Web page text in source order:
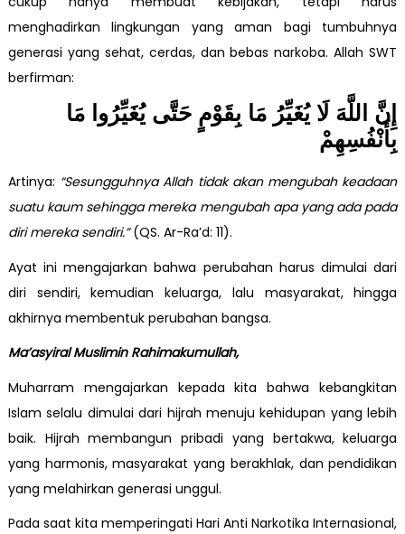
menghadirkan lingkungan yang aman bagi tumbuhnya
generasi yang sehat, cerdas, dan bebas narkoba. Allah SWT
berfirman:
إِنَّ اللَّهَ لَا يُغَيِّرُ مَا بِقَوْمٍ حَتَّى يُغَيِّرُوا مَا
بِأَنْفُسِهِمْ
Artinya: “Sesungguhnya Allah tidak akan mengubah keadaan
suatu kaum sehingga mereka mengubah apa yang ada pada
diri mereka sendiri.”(QS. Ar-Ra’d: 11).
Ayat ini mengajarkan bahwa perubahan harus dimulai dari
diri sendiri, kemudian keluarga, lalu masyarakat, hingga
akhirnya membentuk perubahan bangsa.
Ma’asyiral Muslimin Rahimakumullah,
Muharram mengajarkan kepada kita bahwa kebangkitan
Islam selalu dimulai dari hijrah menuju kehidupan yang lebih
baik. Hijrah membangun pribadi yang bertakwa, keluarga
yang harmonis, masyarakat yang berakhlak, dan pendidikan
yang melahirkan generasi unggul.
Pada saat kita memperingati Hari Anti Narkotika Internasional,